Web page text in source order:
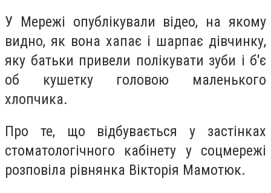
У Мережі опублікували відео, на якому
видно, як вона хапає і шарпає дівчинку,
яку батьки привели полікувати зуби і б'є
об кушетку головою маленького
хлопчика.
Про те, що відбувається у застінках
стоматологічного кабінету у соцмережі
розповіла рівнянка Вікторія Мамотюк.